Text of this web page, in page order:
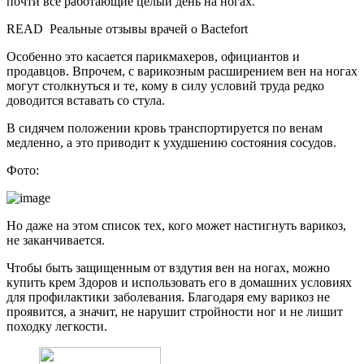
READ Реальные отзывы врачей о Bactefort
Особенно это касается парикмахеров, официантов и
продавцов. Впрочем, с варикозным расширением вен на ногах
могут столкнуться и те, кому в силу условий труда редко
доводится вставать со стула.
В сидячем положении кровь транспортируется по венам
медленно, а это приводит к ухудшению состояния сосудов.
Фото:
Но даже на этом список тех, кого может настигнуть варикоз,
не заканчивается.
Чтобы быть защищенным от вздутия вен на ногах, можно
купить крем Здоров и использовать его в домашних условиях
для профилактики заболевания. Благодаря ему варикоз не
проявится, а значит, не нарушит стройности ног и не лишит
походку легкости.